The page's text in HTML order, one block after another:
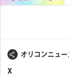
X